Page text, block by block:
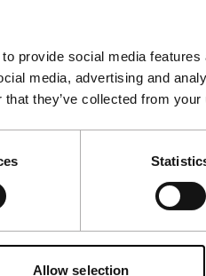
provide social media
media, advertising and
they’ve collected from
Allow selection